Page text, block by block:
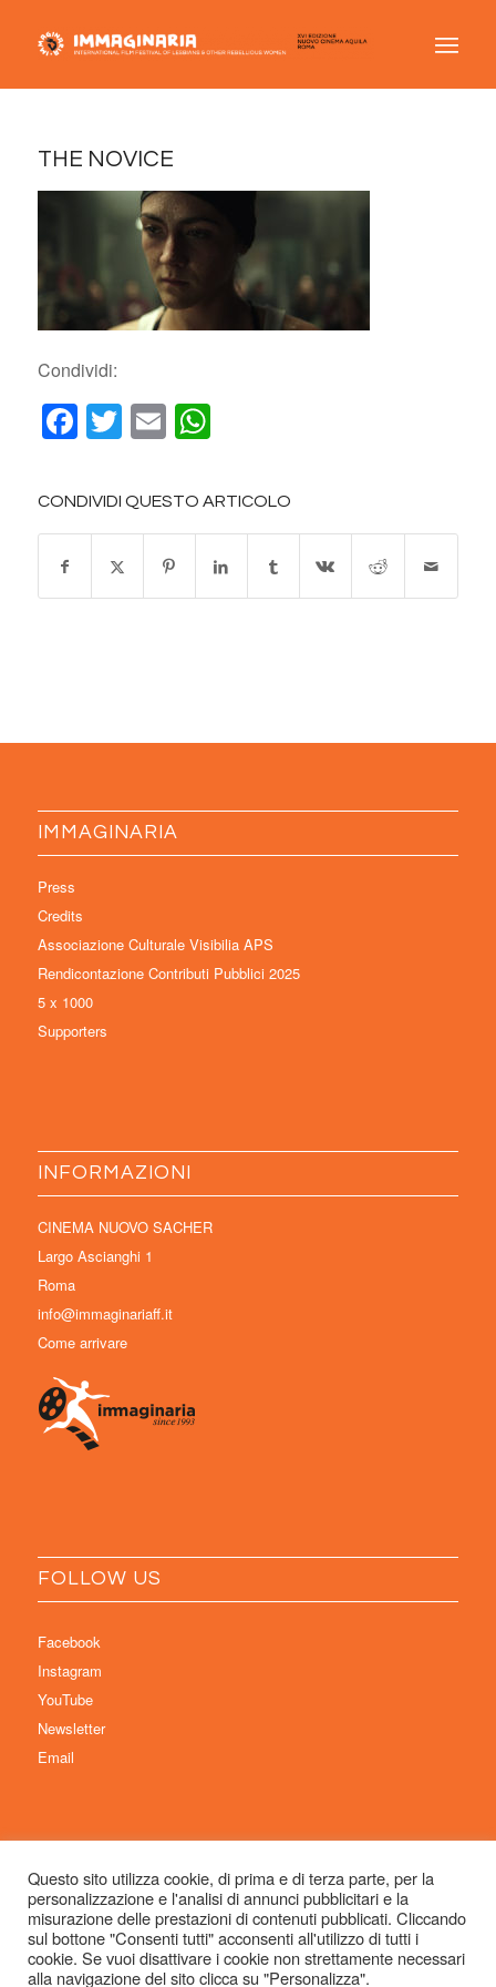
THE NOVICE
Condividi:
Facebook
Twitter
EmailWhatsApp
CONDIVIDI QUESTO ARTICOLO
IMMAGINARIA
Press
Credits
Associazione Culturale Visibilia APS
Rendicontazione Contributi Pubblici 2025
5 x 1000
Supporters
INFORMAZIONI
CINEMA NUOVO SACHER
Largo Ascianghi 1
Roma
info@immaginariaff.it
Come arrivare
FOLLOW US
Facebook
Instagram
YouTube
Newsletter
Email
© Copyright 2026 Immaginaria International Film Festival - Un progetto di:
Associazione Culturale Visibilia APS – Sede legale: Studio Commercialista
Dott.ssa Michela Sabattini, via D’Azeglio 71, 40123 Bologna –
Questo sito utilizza cookie, di prima e di terza parte, per la
personalizzazione e l'analisi di annunci pubblicitari e la
misurazione delle prestazioni di contenuti pubblicati. Cliccando
sul bottone "Consenti tutti" acconsenti all'utilizzo di tutti i
cookie. Se vuoi disattivare i cookie non strettamente necessari
alla navigazione del sito clicca su "Personalizza".